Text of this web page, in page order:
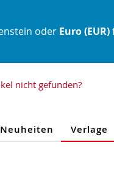
oder Euro (EUR)
nicht gefunden?
Neuheiten Verlage